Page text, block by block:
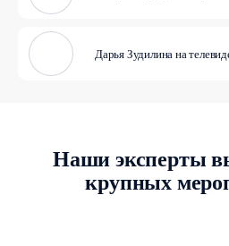
Дарья Зудилина на
Наши эксперты
крупных